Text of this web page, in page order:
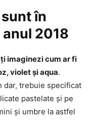
în
2018
imaginezi cum ar fi
violet și aqua.
dar, trebuie specificat
pastelate și pe
și umbre la astfel